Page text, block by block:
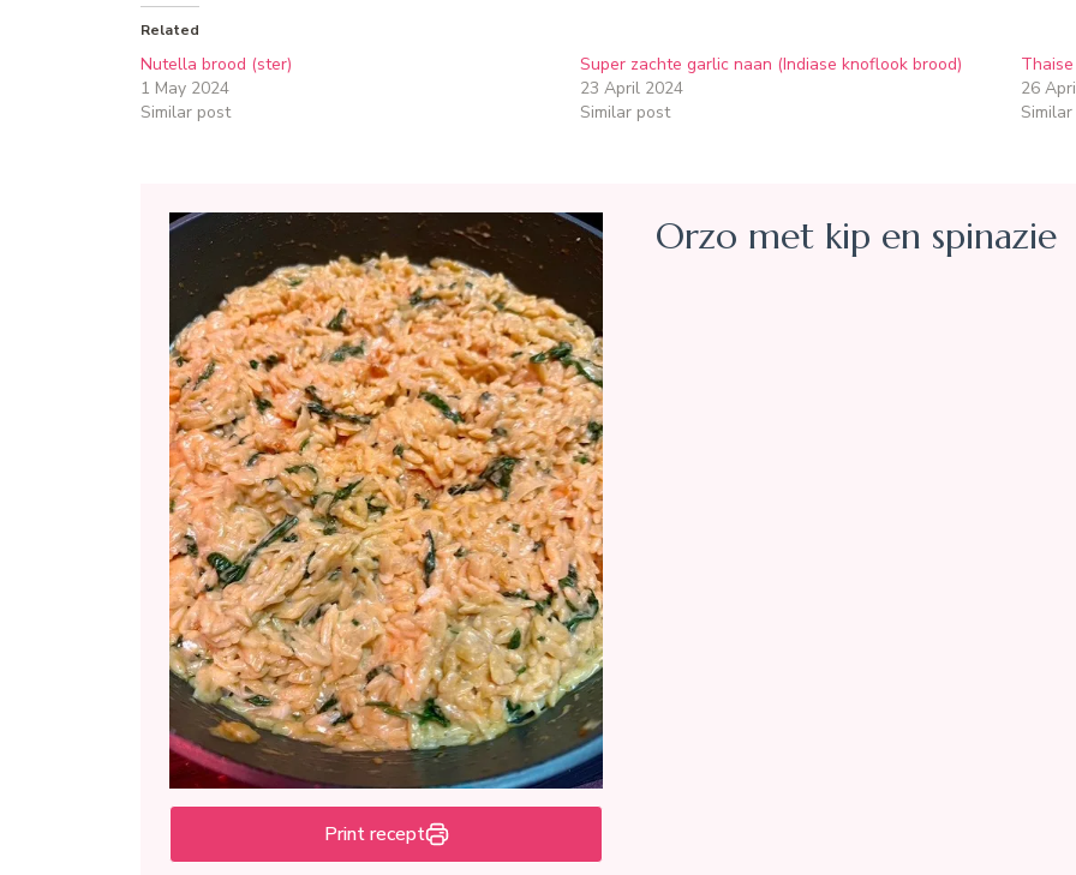
Related
Nutella brood (ster)
1 May 2024
Similar post
Super zachte garlic naan (Indiase knoflook brood)
23 April 2024
Similar post
26
Print recept
Orzo met kip en spinazie